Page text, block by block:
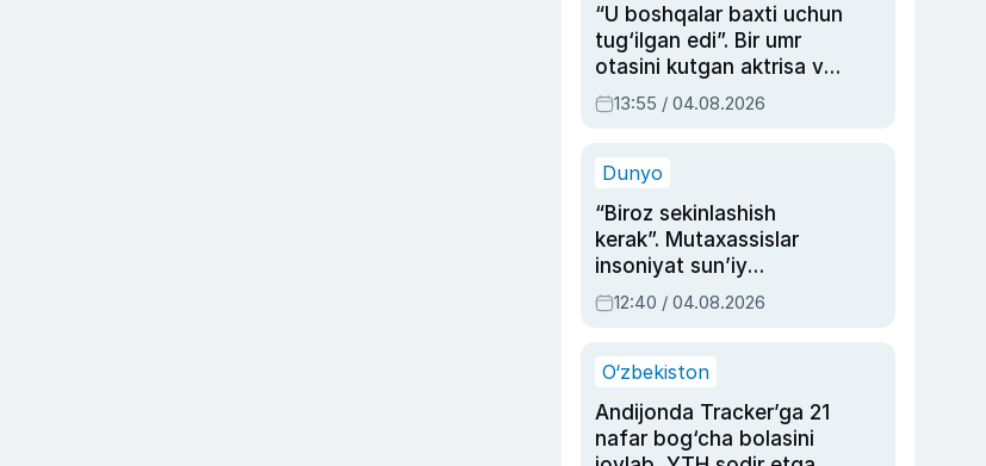
“U boshqalar baxti uchun
tug‘ilgan edi”. Bir umr
otasini kutgan aktrisa va
dublyaj ustasi Rimma
Ahmedovaning
13:55 / 04.08.2026
Dunyo
“Biroz sekinlashish
kerak”. Mutaxassislar
insoniyat sun’iy
intellektni boshqara
olmay qolishidan xavotir
12:40 / 04.08.2026
O‘zbekiston
Andijonda Tracker’ga 21
nafar bog‘cha bolasini